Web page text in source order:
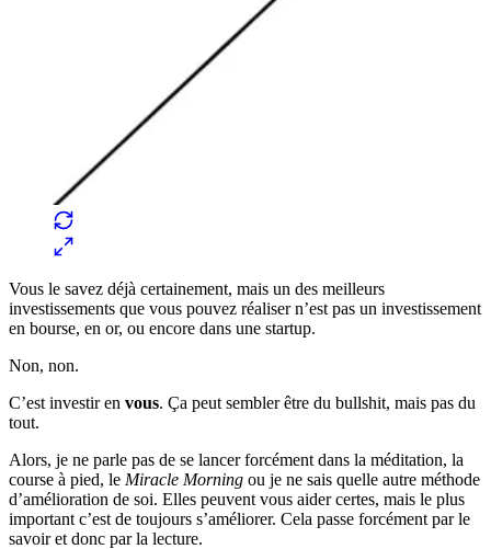
Vous le savez déjà certainement, mais un des meilleurs
investissements que vous pouvez réaliser n’est pas un investissement
en bourse, en or, ou encore dans une startup.
Non, non.
C’est investir en vous. Ça peut sembler être du bullshit, mais pas du
tout.
Alors, je ne parle pas de se lancer forcément dans la méditation, la
course à pied, le Miracle Morning ou je ne sais quelle autre méthode
d’amélioration de soi. Elles peuvent vous aider certes, mais le plus
important c’est de toujours s’améliorer. Cela passe forcément par le
savoir et donc par la lecture.